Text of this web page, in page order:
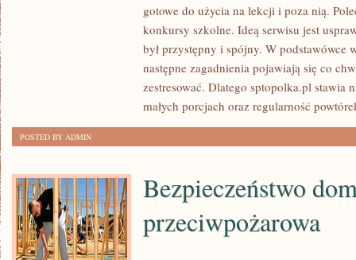
gotowe do użycia na lekcji i poza nią.
konkursy szkolne. Ideą serwisu jest
był przystępny i spójny. W podstawówce
następne zagadnienia pojawiają się co
zestresować. Dlatego sptopolka.pl stawia
małych porcjach oraz regularność
POSTED BY ADMIN
Bezpieczeństwo
przeciwpożarowa